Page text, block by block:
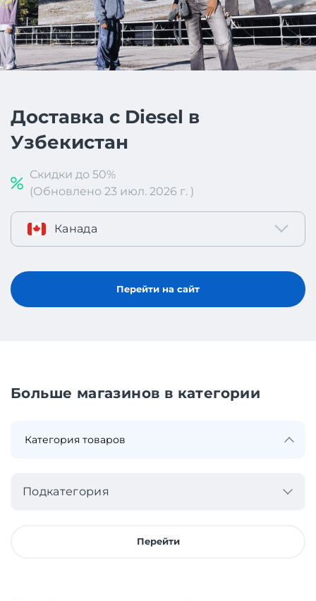
Доставка с Diesel в
Узбекистан
Скидки до 50%
(Обновлено 23 июл. 2026 г. )
Канада
Перейти на сайт
Больше магазинов в категории
Подкатегория
Перейти